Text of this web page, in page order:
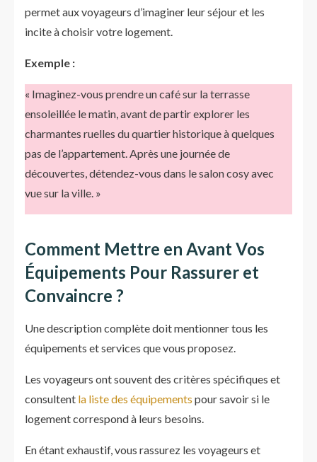
permet aux voyageurs d’imaginer leur séjour et les
incite à choisir votre logement.
Exemple :
« Imaginez-vous prendre un café sur la terrasse
ensoleillée le matin, avant de partir explorer les
charmantes ruelles du quartier historique à quelques
pas de l’appartement. Après une journée de
découvertes, détendez-vous dans le salon cosy avec
vue sur la ville. »
Comment Mettre en Avant Vos
Équipements Pour Rassurer et
Convaincre ?
Une description complète doit mentionner tous les
équipements et services que vous proposez.
Les voyageurs ont souvent des critères spécifiques et
consultent la liste des équipements pour savoir si le
logement correspond à leurs besoins.
En étant exhaustif, vous rassurez les voyageurs et